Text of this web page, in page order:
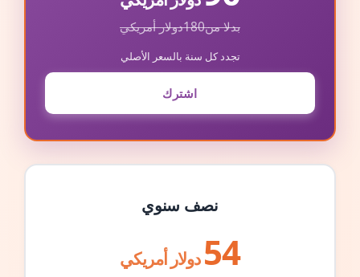
بدلا من180دولار أمريكي
تجدد كل سنة بالسعر الأصلي
اشترك
نصف سنوي
54 دولار أمريكي